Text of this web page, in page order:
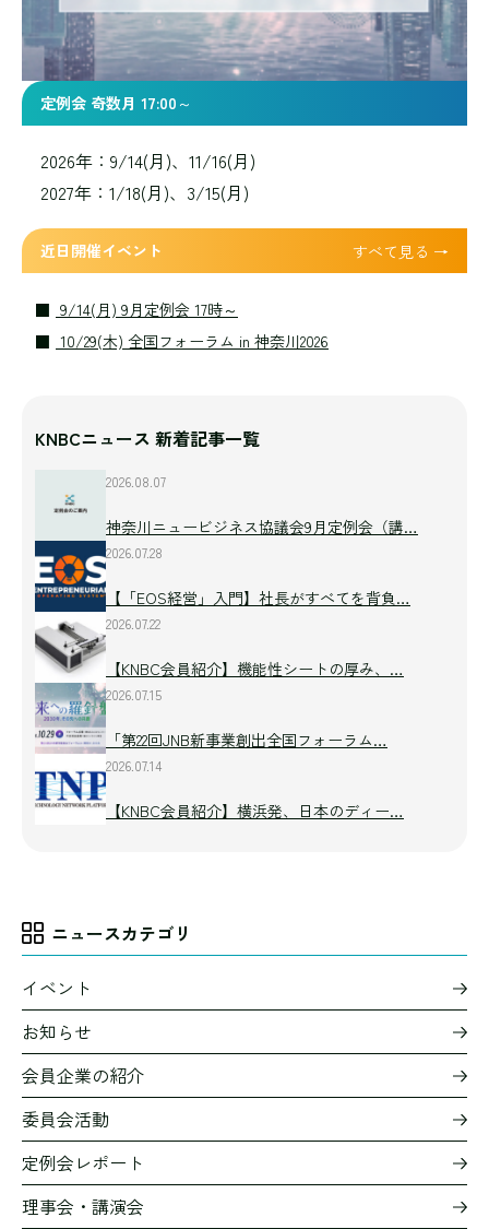
定例会 奇数月 17:00～
2026年：9/14(月)、11/16(月)
2027年：1/18(月)、3/15(月)
近日開催イベント すべて見る →
9/14(月) 9月定例会 17時～
10/29(木) 全国フォーラム in 神奈川2026
KNBCニュース 新着記事一覧
2026.08.07
神奈川ニュービジネス協議会9月定例会（講…
2026.07.28
【「EOS経営」入門】社長がすべてを背負…
2026.07.22
【KNBC会員紹介】機能性シートの厚み、…
2026.07.15
「第22回JNB新事業創出全国フォーラム…
2026.07.14
【KNBC会員紹介】横浜発、日本のディー…
ニュースカテゴリ
イベント
お知らせ
会員企業の紹介
委員会活動
定例会レポート
理事会・講演会